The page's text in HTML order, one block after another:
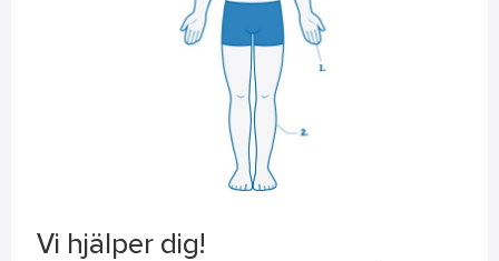
Vi hjälper dig!